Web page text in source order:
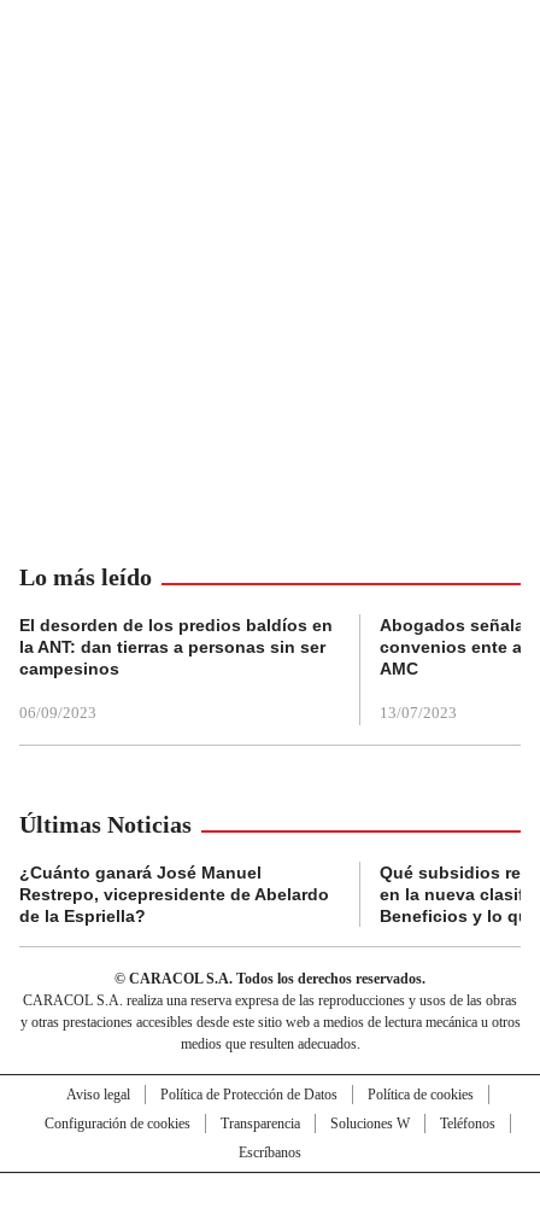
Lo más leído
El desorden de los predios baldíos en
la ANT: dan tierras a personas sin ser
campesinos
06/09/2023
Abogados
convenios ente
AMC
13/07/2023
Últimas Noticias
¿Cuánto ganará José Manuel
Restrepo, vicepresidente de Abelardo
de la Espriella?
Qué subsidios
en la nueva
Beneficios y lo
© CARACOL S.A. Todos los derechos reservados.
CARACOL S.A. realiza una reserva expresa de las reproducciones y usos de las obras
y otras prestaciones accesibles desde este sitio web a medios de lectura mecánica u otros
medios que resulten adecuados.
Aviso legal Política de Protección de Datos
Política de cookies
Configuración de cookies
Transparencia Soluciones W
Teléfonos
Escríbanos